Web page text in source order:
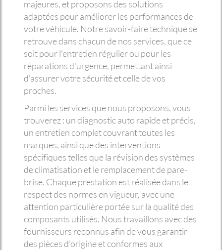
majeures, et proposons des solutions
adaptées pour améliorer les performances de
votre véhicule. Notre savoir-faire technique se
retrouve dans chacun de nos services, que ce
soit pour l'entretien régulier ou pour les
réparations d'urgence, permettant ainsi
d'assurer votre sécurité et celle de vos
proches.
Parmi les services que nous proposons, vous
trouverez : un diagnostic auto rapide et précis,
un entretien complet couvrant toutes les
marques, ainsi que des interventions
spécifiques telles que la révision des systèmes
de climatisation et le remplacement de pare-
brise. Chaque prestation est réalisée dans le
respect des normes en vigueur, avec une
attention particulière portée sur la qualité des
composants utilisés. Nous travaillons avec des
fournisseurs reconnus afin de vous garantir
des pièces d'origine et conformes aux